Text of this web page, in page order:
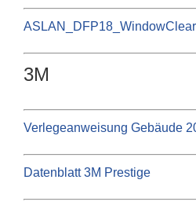
ASLAN_DFP18_WindowClear
3M
Verlegeanweisung Gebäude
Datenblatt 3M Prestige